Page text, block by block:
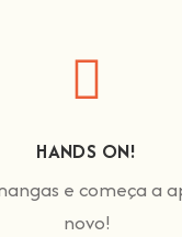
HANDS ON!
e começa a
novo!